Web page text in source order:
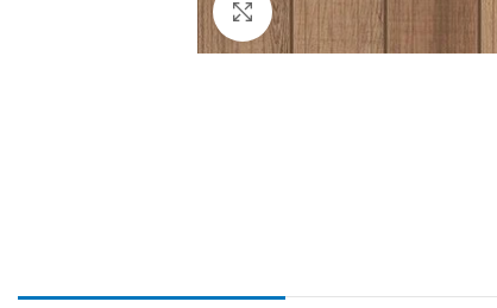
Haga Click para agrandar